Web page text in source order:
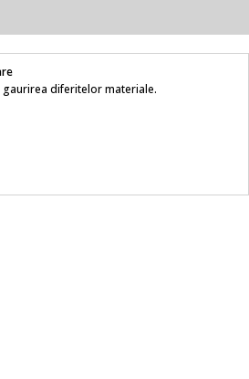
diferitelor materiale.